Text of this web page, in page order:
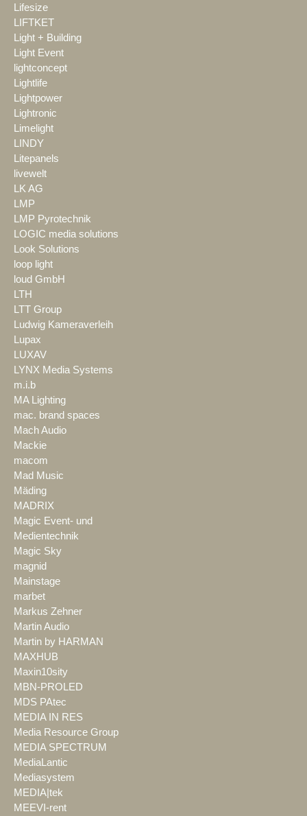
Lifesize
LIFTKET
Light + Building
Light Event
lightconcept
Lightlife
Lightpower
Lightronic
Limelight
LINDY
Litepanels
livewelt
LK AG
LMP
LMP Pyrotechnik
LOGIC media solutions
Look Solutions
loop light
loud GmbH
LTH
LTT Group
Ludwig Kameraverleih
Lupax
LUXAV
LYNX Media Systems
m.i.b
MA Lighting
mac. brand spaces
Mach Audio
Mackie
macom
Mad Music
Mäding
MADRIX
Magic Event- und
Medientechnik
Magic Sky
magnid
Mainstage
marbet
Markus Zehner
Martin Audio
Martin by HARMAN
MAXHUB
Maxin10sity
MBN-PROLED
MDS PAtec
MEDIA IN RES
Media Resource Group
MEDIA SPECTRUM
MediaLantic
Mediasystem
MEDIA|tek
MEEVI-rent